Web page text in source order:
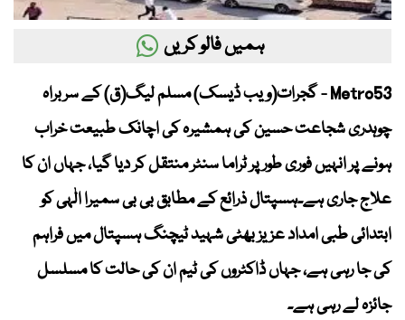
ہمیں فالو کریں
Metro53 - گجرات(ویب ڈیسک) مسلم لیگ(ق) کے سربراہ
چوہدری شجاعت حسین کی ہمشیرہ کی اچانک طبیعت خراب
ہونے پر انہیں فوری طور پر ٹراما سنٹر منتقل کر دیا گیا، جہاں ان کا
علاج جاری ہے۔ہسپتال ذرائع کے مطابق بی بی سمیرا الٰہی کو
ابتدائی طبی امداد عزیز بھٹی شہید ٹیچنگ ہسپتال میں فراہم
کی جا رہی ہے، جہاں ڈاکٹروں کی ٹیم ان کی حالت کا مسلسل
جائزہ لے رہی ہے۔